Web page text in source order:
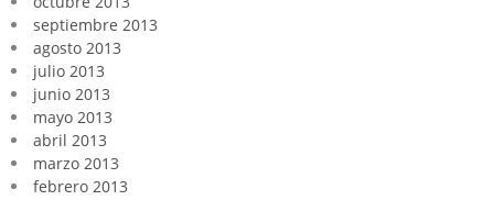
septiembre 2013
agosto 2013
julio 2013
junio 2013
mayo 2013
abril 2013
marzo 2013
febrero 2013